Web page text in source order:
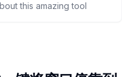
this amazing tool